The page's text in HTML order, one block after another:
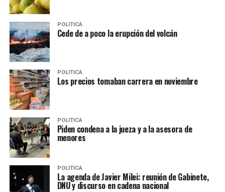
POLITICA
Cede de a poco la erupción del volcán
POLITICA
Los precios tomaban carrera en noviembre
POLITICA
Piden condena a la jueza y a la asesora de
menores
POLITICA
La agenda de Javier Milei: reunión de Gabinete,
DNU y discurso en cadena nacional